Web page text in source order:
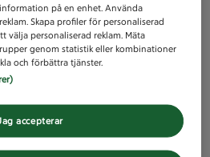
på en enhet. Använda
Skapa profiler för personaliserad
välja personaliserad reklam. Mäta
genom statistik eller kombinationer
och förbättra tjänster.
accepterar